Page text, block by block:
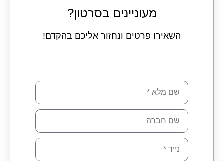
מעוניינים בסרטון?
השאירו פרטים ונחזור אליכם בהקדם!